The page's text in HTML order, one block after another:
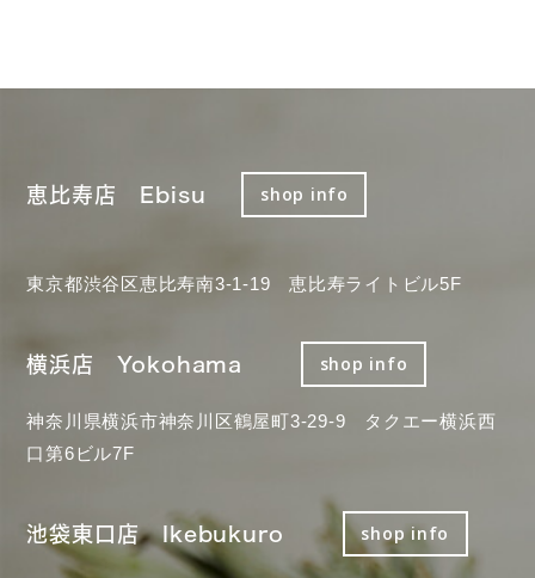
恵比寿店 Ebisu shop info
東京都渋谷区恵比寿南3-1-19 恵比寿ライトビル5F
横浜店 Yokohama shop info
神奈川県横浜市神奈川区鶴屋町3-29-9 タクエー横浜西
口第6ビル7F
池袋東口店 Ikebukuro shop info